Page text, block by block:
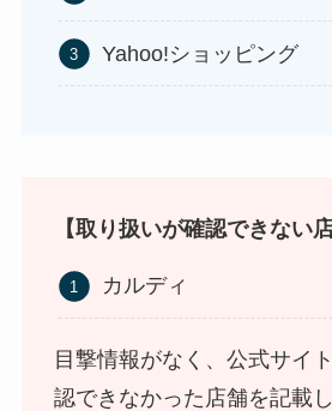
均で売ってる
インソールはどこに売ってる？
トアで買える
Yahoo!ショッピング
【取り扱いが確認できない店
カルディ
目撃情報がなく、公式サイ
認できなかった店舗を記載